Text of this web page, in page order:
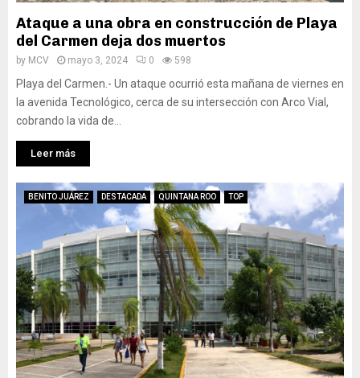
Ataque a una obra en construcción de Playa
del Carmen deja dos muertos
by MCV mayo 3, 2024 0 598
Playa del Carmen.- Un ataque ocurrió esta mañana de viernes en
la avenida Tecnológico, cerca de su intersección con Arco Vial,
cobrando la vida de...
Leer más
BENITO JUÁREZ DESTACADA QUINTANA ROO TOP